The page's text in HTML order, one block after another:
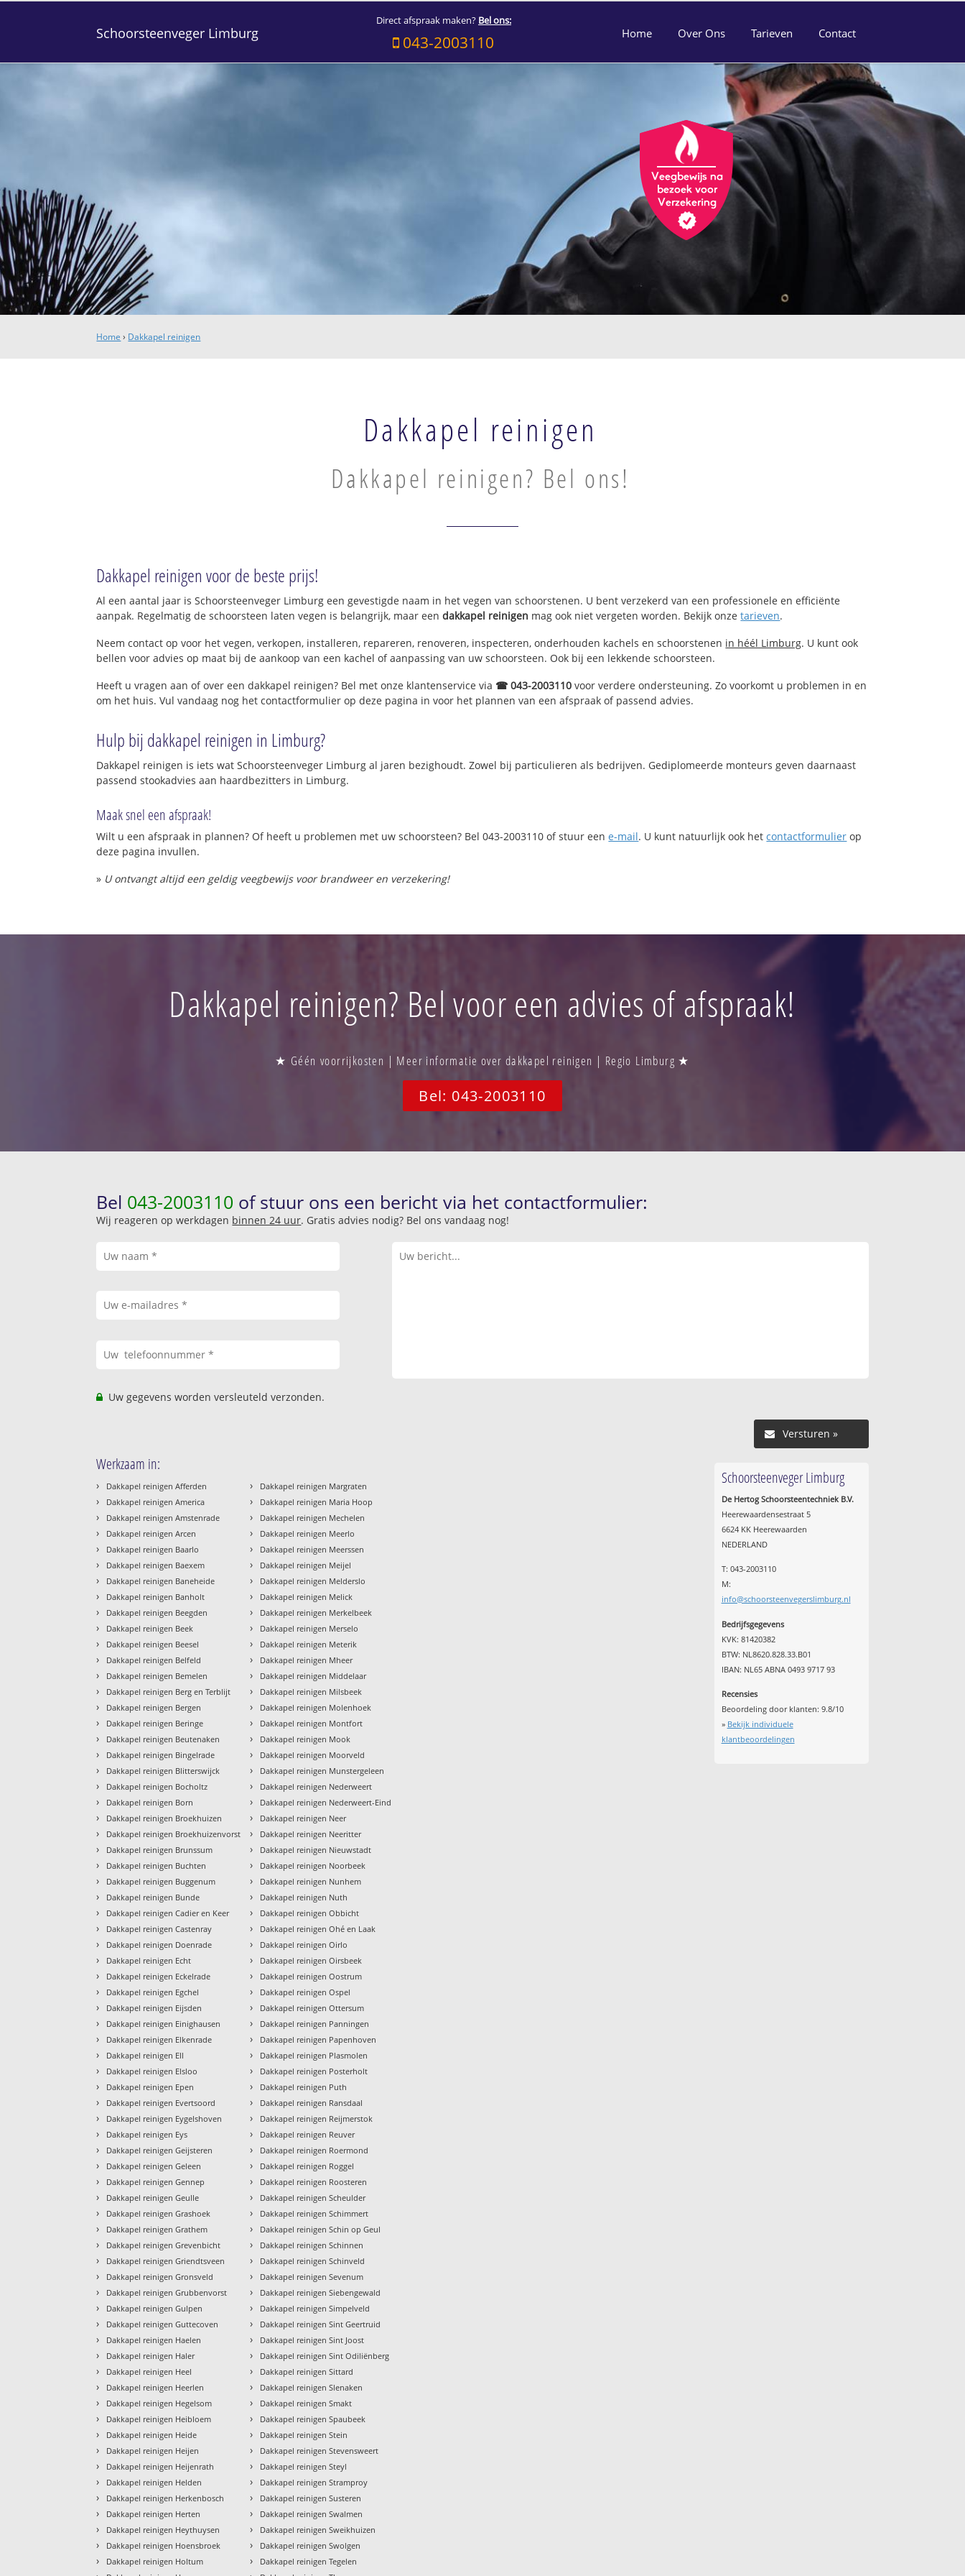
Schoorsteenveger Limburg
Direct afspraak maken? Bel ons:
043-2003110 Home Over Ons Tarieven Contact
Home › Dakkapel reinigen
Dakkapel reinigen
Dakkapel reinigen? Bel ons!
Dakkapel reinigen voor de beste prijs!
Al een aantal jaar is Schoorsteenveger Limburg een gevestigde naam in het vegen van schoorstenen. U bent verzekerd van een professionele en efficiënte
aanpak. Regelmatig de schoorsteen laten vegen is belangrijk, maar eendakkapel reinigen mag ook niet vergeten worden. Bekijk onzetarieven.
Neem contact op voor het vegen, verkopen, installeren, repareren, renoveren, inspecteren, onderhouden kachels en schoorstenen in héél Limburg. U kunt ook
bellen voor advies op maat bij de aankoop van een kachel of aanpassing van uw schoorsteen. Ook bij een lekkende schoorsteen.
Heeft u vragen aan of over een dakkapel reinigen? Bel met onze klantenservice via ☎ 043-2003110 voor verdere ondersteuning. Zo voorkomt u problemen in en
om het huis. Vul vandaag nog het contactformulier op deze pagina in voor het plannen van een afspraak of passend advies.
Hulp bij dakkapel reinigen in Limburg?
Dakkapel reinigen is iets wat Schoorsteenveger Limburg al jaren bezighoudt. Zowel bij particulieren als bedrijven. Gediplomeerde monteurs geven daarnaast
passend stookadvies aan haardbezitters in Limburg.
Maak snel een afspraak!
Wilt u een afspraak in plannen? Of heeft u problemen met uw schoorsteen? Bel 043-2003110 of stuur eene-mail. U kunt natuurlijk ook hetcontactformulier op
deze pagina invullen.
» U ontvangt altijd een geldig veegbewijs voor brandweer en verzekering!
Dakkapel reinigen? Bel voor een advies of afspraak!
★ Géén voorrijkosten | Meer informatie over dakkapel reinigen | Regio Limburg ★
Bel: 043-2003110
Bel 043-2003110 of stuur ons een bericht via het contactformulier:
Wij reageren op werkdagen binnen 24 uur. Gratis advies nodig? Bel ons vandaag nog!
Uw gegevens worden versleuteld verzonden.
Versturen »
Werkzaam in:
› Dakkapel reinigen Afferden
› Dakkapel reinigen America
› Dakkapel reinigen Amstenrade
› Dakkapel reinigen Arcen
› Dakkapel reinigen Baarlo
› Dakkapel reinigen Baexem
› Dakkapel reinigen Baneheide
› Dakkapel reinigen Banholt
› Dakkapel reinigen Beegden
› Dakkapel reinigen Beek
› Dakkapel reinigen Beesel
› Dakkapel reinigen Belfeld
› Dakkapel reinigen Bemelen
› Dakkapel reinigen Berg en Terblijt
› Dakkapel reinigen Bergen
› Dakkapel reinigen Beringe
› Dakkapel reinigen Beutenaken
› Dakkapel reinigen Bingelrade
› Dakkapel reinigen Blitterswijck
› Dakkapel reinigen Bocholtz
› Dakkapel reinigen Born
› Dakkapel reinigen Broekhuizen
› Dakkapel reinigen Broekhuizenvorst
› Dakkapel reinigen Brunssum
› Dakkapel reinigen Buchten
› Dakkapel reinigen Buggenum
› Dakkapel reinigen Bunde
› Dakkapel reinigen Cadier en Keer
› Dakkapel reinigen Castenray
› Dakkapel reinigen Doenrade
› Dakkapel reinigen Echt
› Dakkapel reinigen Eckelrade
› Dakkapel reinigen Egchel
› Dakkapel reinigen Eijsden
› Dakkapel reinigen Einighausen
› Dakkapel reinigen Elkenrade
› Dakkapel reinigen Ell
› Dakkapel reinigen Elsloo
› Dakkapel reinigen Epen
› Dakkapel reinigen Evertsoord
› Dakkapel reinigen Eygelshoven
› Dakkapel reinigen Eys
› Dakkapel reinigen Geijsteren
› Dakkapel reinigen Geleen
› Dakkapel reinigen Gennep
› Dakkapel reinigen Geulle
› Dakkapel reinigen Grashoek
› Dakkapel reinigen Grathem
› Dakkapel reinigen Grevenbicht
› Dakkapel reinigen Griendtsveen
› Dakkapel reinigen Gronsveld
› Dakkapel reinigen Grubbenvorst
› Dakkapel reinigen Gulpen
› Dakkapel reinigen Guttecoven
› Dakkapel reinigen Haelen
› Dakkapel reinigen Haler
› Dakkapel reinigen Heel
› Dakkapel reinigen Heerlen
› Dakkapel reinigen Hegelsom
› Dakkapel reinigen Heibloem
› Dakkapel reinigen Heide
› Dakkapel reinigen Heijen
› Dakkapel reinigen Heijenrath
› Dakkapel reinigen Helden
› Dakkapel reinigen Herkenbosch
› Dakkapel reinigen Herten
› Dakkapel reinigen Heythuysen
› Dakkapel reinigen Hoensbroek
› Dakkapel reinigen Holtum
› Dakkapel reinigen Margraten
› Dakkapel reinigen Maria Hoop
› Dakkapel reinigen Mechelen
› Dakkapel reinigen Meerlo
› Dakkapel reinigen Meerssen
› Dakkapel reinigen Meijel
› Dakkapel reinigen Melderslo
› Dakkapel reinigen Melick
› Dakkapel reinigen Merkelbeek
› Dakkapel reinigen Merselo
› Dakkapel reinigen Meterik
› Dakkapel reinigen Mheer
› Dakkapel reinigen Middelaar
› Dakkapel reinigen Milsbeek
› Dakkapel reinigen Molenhoek
› Dakkapel reinigen Montfort
› Dakkapel reinigen Mook
› Dakkapel reinigen Moorveld
› Dakkapel reinigen Munstergeleen
› Dakkapel reinigen Nederweert
› Dakkapel reinigen Nederweert-Eind
› Dakkapel reinigen Neer
› Dakkapel reinigen Neeritter
› Dakkapel reinigen Nieuwstadt
› Dakkapel reinigen Noorbeek
› Dakkapel reinigen Nunhem
› Dakkapel reinigen Nuth
› Dakkapel reinigen Obbicht
› Dakkapel reinigen Ohé en Laak
› Dakkapel reinigen Oirlo
› Dakkapel reinigen Oirsbeek
› Dakkapel reinigen Oostrum
› Dakkapel reinigen Ospel
› Dakkapel reinigen Ottersum
› Dakkapel reinigen Panningen
› Dakkapel reinigen Papenhoven
› Dakkapel reinigen Plasmolen
› Dakkapel reinigen Posterholt
› Dakkapel reinigen Puth
› Dakkapel reinigen Ransdaal
› Dakkapel reinigen Reijmerstok
› Dakkapel reinigen Reuver
› Dakkapel reinigen Roermond
› Dakkapel reinigen Roggel
› Dakkapel reinigen Roosteren
› Dakkapel reinigen Scheulder
› Dakkapel reinigen Schimmert
› Dakkapel reinigen Schin op Geul
› Dakkapel reinigen Schinnen
› Dakkapel reinigen Schinveld
› Dakkapel reinigen Sevenum
› Dakkapel reinigen Siebengewald
› Dakkapel reinigen Simpelveld
› Dakkapel reinigen Sint Geertruid
› Dakkapel reinigen Sint Joost
› Dakkapel reinigen Sint Odiliënberg
› Dakkapel reinigen Sittard
› Dakkapel reinigen Slenaken
› Dakkapel reinigen Smakt
› Dakkapel reinigen Spaubeek
› Dakkapel reinigen Stein
› Dakkapel reinigen Stevensweert
› Dakkapel reinigen Steyl
› Dakkapel reinigen Stramproy
› Dakkapel reinigen Susteren
› Dakkapel reinigen Swalmen
› Dakkapel reinigen Sweikhuizen
› Dakkapel reinigen Swolgen
› Dakkapel reinigen Tegelen
Schoorsteenveger Limburg
De Hertog Schoorsteentechniek B.V.
Heerewaardensestraat 5
6624 KK Heerewaarden
NEDERLAND
T: 043-2003110
M:
info@schoorsteenvegerslimburg.nl
Bedrijfsgegevens
KVK: 81420382
BTW: NL8620.828.33.B01
IBAN: NL65 ABNA 0493 9717 93
Recensies
Beoordeling door klanten: 9.8/10
» Bekijk individuele
klantbeoordelingen